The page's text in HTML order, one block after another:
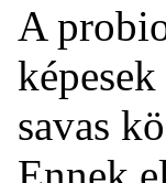
A
savas